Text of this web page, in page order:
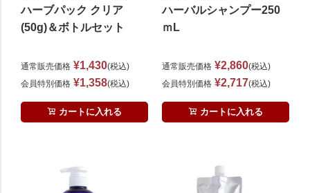
ハーブパック クリア
(50g)＆ボトルセット
通常販売価格 ¥1,430 税込
会員特別価格 ¥1,358 税込
カートに入れる
ハーバルシャンプー250
ｍL
通常販売価格 ¥2,860 税込
会員特別価格 ¥2,717 税込
カートに入れる